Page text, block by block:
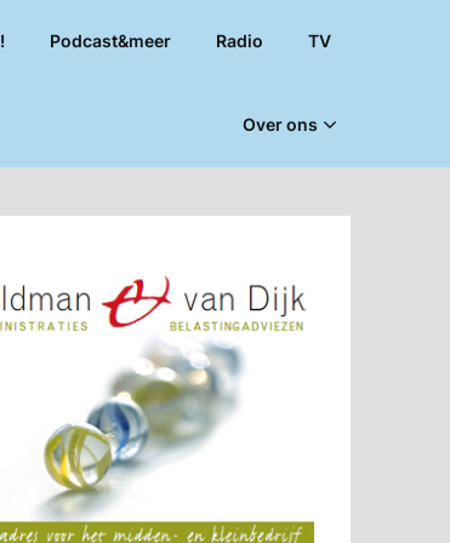
Podcast&meer Radio TV
Over ons